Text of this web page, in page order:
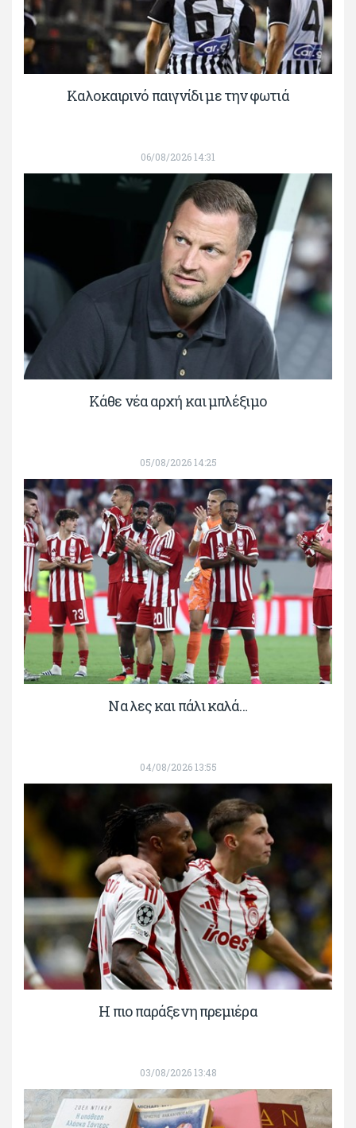
Καλοκαιρινό παιγνίδι με την φωτιά
06/08/2026 14:31
Κάθε νέα αρχή και μπλέξιμο
05/08/2026 14:25
Να λες και πάλι καλά…
04/08/2026 13:55
H πιο παράξενη πρεμιέρα
03/08/2026 13:48